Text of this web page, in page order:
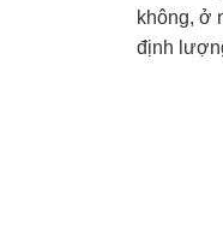
không, ở
định